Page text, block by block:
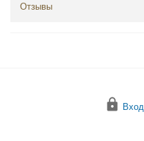
Отзывы
Вход